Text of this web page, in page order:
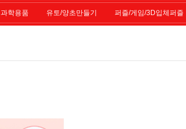
과학용품 유토/양초만들기 퍼즐/게임/3D입체퍼즐